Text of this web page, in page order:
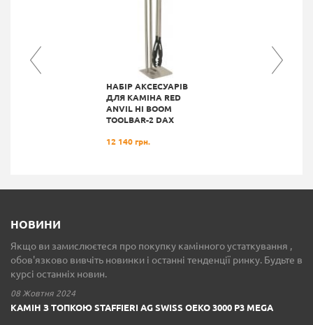
НАБІР АКСЕСУАРІВ
ДЛЯ КАМІНА RED
ANVIL HI BOOM
TOOLBAR-2 DAX
12 140 грн.
НОВИНИ
Якщо ви замислюєтеся про покупку камінного устаткування ,
обов'язково вивчіть новинки і останні тенденції ринку. Будьте в
курсі останніх новин.
08 Жовтня 2024
КАМІН З ТОПКОЮ STAFFIERI AG SWISS OEKO 3000 P3 MEGA